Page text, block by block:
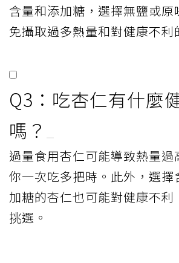
含量和添加糖，選擇無鹽或原
免攝取過多熱量和對健康不利
Q3：吃杏仁有什麼
嗎？
過量食用杏仁可能導致熱量過
你一次吃多把時。此外，選擇
加糖的杏仁也可能對健康不利
挑選。